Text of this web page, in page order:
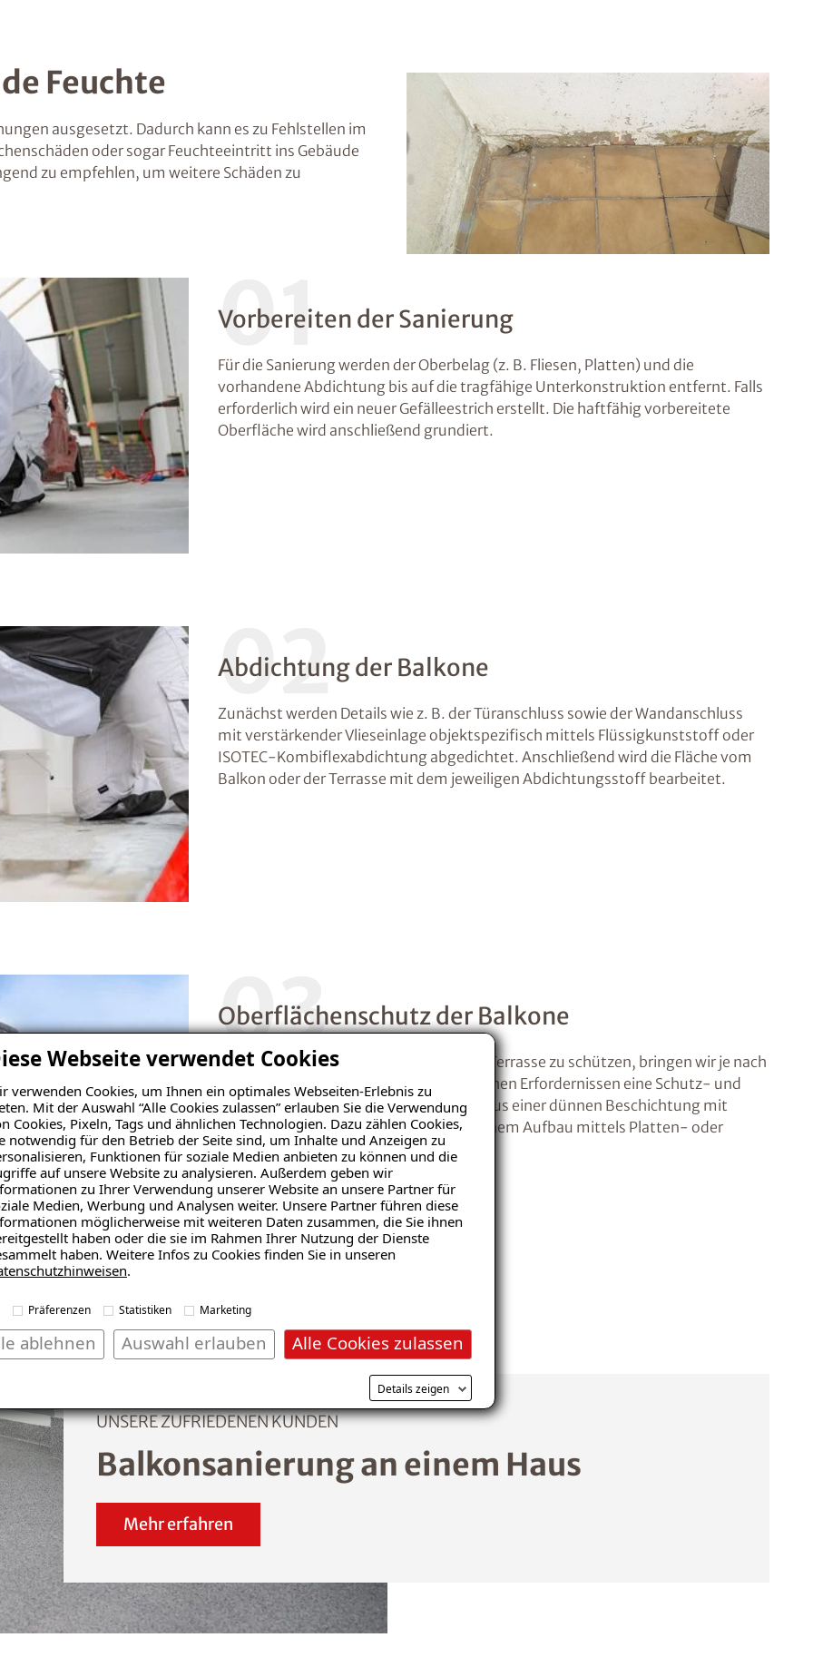
Webseite verwendet Cookies
verwenden Cookies, um Ihnen ein optimales Webseiten-Erlebnis zu
Mit der Auswahl “Alle Cookies zulassen” erlauben Sie die Verwendung
Cookies, Pixeln, Tags und ähnlichen Technologien. Dazu zählen Cookies,
notwendig für den Betrieb der Seite sind, um Inhalte und Anzeigen zu
Funktionen für soziale Medien anbieten zu können und die
auf unsere Website zu analysieren. Außerdem geben wir
zu Ihrer Verwendung unserer Website an unsere Partner für
Medien, Werbung und Analysen weiter. Unsere Partner führen diese
möglicherweise mit weiteren Daten zusammen, die Sie ihnen
haben oder die sie im Rahmen Ihrer Nutzung der Dienste
haben. Weitere Infos zu Cookies finden Sie in unseren
.
Präferenzen Statistiken Marketing
Alle Cookies zulassen
Auswahl erlauben
ablehnen
Details zeigen
Feuchte
ausgesetzt. Dadurch kann es zu Fehlstellen im
oder sogar Feuchteeintritt ins Gebäude
zu empfehlen, um weitere Schäden zu
01
Vorbereiten der Sanierung
Für die Sanierung werden der Oberbelag (z. B. Fliesen, Platten) und die
vorhandene Abdichtung bis auf die tragfähige Unterkonstruktion entfernt. Falls
erforderlich wird ein neuer Gefälleestrich erstellt. Die haftfähig vorbereitete
Oberfläche wird anschließend grundiert.
02
Abdichtung der Balkone
Zunächst werden Details wie z. B. der Türanschluss sowie der Wandanschluss
mit verstärkender Vlieseinlage objektspezifisch mittels Flüssigkunststoff oder
ISOTEC-Kombiflexabdichtung abgedichtet. Anschließend wird die Fläche vom
Balkon oder der Terrasse mit dem jeweiligen Abdichtungsstoff bearbeitet.
03
Oberflächenschutz der Balkone
Um den abgedichteten Balkon oder die Terrasse zu schützen, bringen wir je nach
Kundenwunsch und den objektspezifischen Erfordernissen eine Schutz- und
Nutzschicht auf. Diese kann wahlweise aus einer dünnen Beschichtung mit
Colorchips, einem Einstreubelag oder einem Aufbau mittels Platten- oder
Holzbelag erstellt werden.
UNSERE ZUFRIEDENEN KUNDEN
Balkonsanierung an einem Haus
Mehr erfahren